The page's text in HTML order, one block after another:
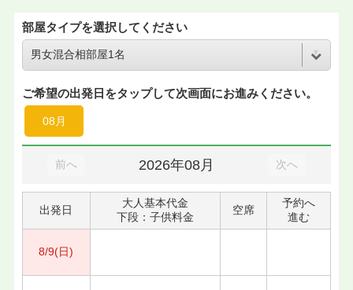
部屋タイプを選択してください
ご希望の出発日をタップして次画面にお進みください。
08月
前へ 2026年08月 次へ
出発日
大人基本代金
下段：子供料金
空席
予約へ
進む
8/9(日)